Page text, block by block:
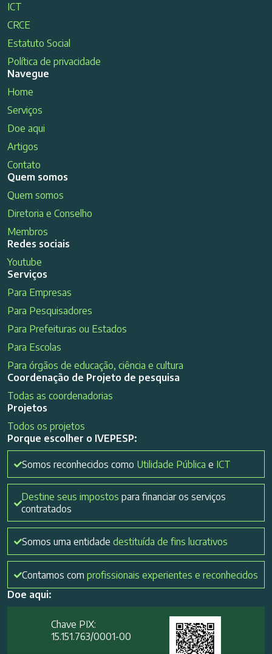
ICT
CRCE
Estatuto Social
Política de privacidade
Navegue
Home
Serviços
Doe aqui
Artigos
Contato
Quem somos
Quem somos
Diretoria e Conselho
Membros
Redes sociais
Youtube
Serviços
Para Empresas
Para Pesquisadores
Para Prefeituras ou Estados
Para Escolas
Para órgãos de educação, ciência e cultura
Coordenação de Projeto de pesquisa
Todas as coordenadorias
Projetos
Todos os projetos
Porque escolher o IVEPESP:
Somos reconhecidos como Utilidade Pública e ICT
Destine seus impostos para financiar os serviços
contratados
Somos uma entidade destituída de fins lucrativos
Contamos com profissionais experientes e reconhecidos
Doe aqui:
Chave PIX:
15.151.763/0001-00​